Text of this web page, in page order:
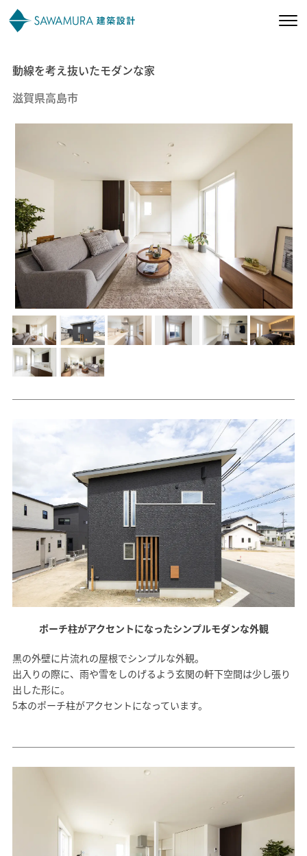
私たちの想い
施工事例
お客様の声
会社案内
オーナー様向け
モデルハウス イベント参加
資料請求
SAWAMURAリフォーム
動線を考え抜いたモダンな家
滋賀県高島市
ポーチ柱がアクセントになったシンプルモダンな外観
黒の外壁に片流れの屋根でシンプルな外観。
出入りの際に、雨や雪をしのげるよう玄関の軒下空間は少し張り
出した形に。
5本のポーチ柱がアクセントになっています。